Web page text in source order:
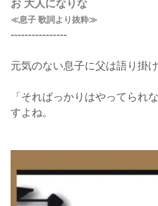
お 大人になりな
≪息子 歌詞より抜粋≫
----------------
元気のない息子に父は語り掛け
「そればっかりはやってられ
すよね。